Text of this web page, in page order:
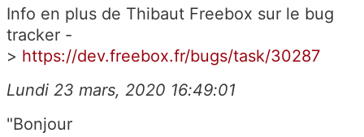
Info en plus de Thibaut Freebox sur le bug
tracker -
> https://dev.freebox.fr/bugs/task/30287
Lundi 23 mars, 2020 16:49:01
"Bonjour